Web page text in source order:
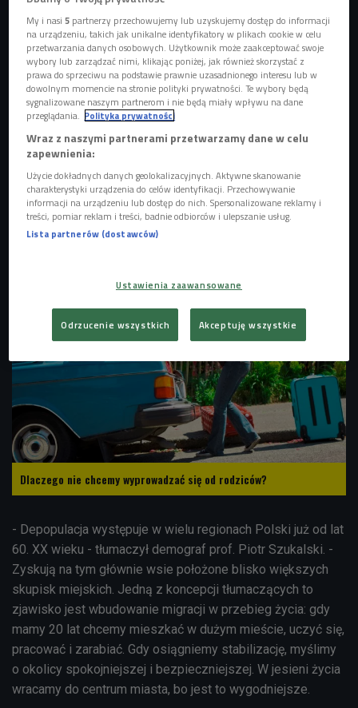
Zdjęcie ilustracyjne Foto: Africa Studio/ shutterstock.com
Dlaczego nie chcemy wyprowadzać się od rodziców?
- Depopulacja występuje w wielu regionach Polski już od lat
60. XX wieku - tłumaczył demograf prof. Piotr Szukalski. -
Zyskują na tym głównie wsie położone blisko większych
skupisk miejskich. Jedną z koncepcji tłumaczących to
zjawisko jest wbudowanie migracji w przebieg życia: gdy
mamy 20 lat chcemy mieszkać w dużym mieście, uczyć się,
pracować i zarabiać. Gdy osiągniemy stabilizację, myślimy
o okolicy spokojniejszej i bezpieczniejszej. W jesieni życia
wracamy do centrum miasta, bo jest to wygodniejsze.
My i nasi5 partnerzy przechowujemy lub uzyskujemy dostęp do informacji
na urządzeniu, takich jak unikalne identyfikatory w plikach cookie w celu
przetwarzania danych osobowych. Użytkownik może zaakceptować swoje
wybory lub zarządzać nimi, klikając poniżej, jak również skorzystać z
prawa do sprzeciwu na podstawie prawnie uzasadnionego interesu lub w
dowolnym momencie na stronie polityki prywatności. Te wybory będą
sygnalizowane naszym partnerom i nie będą miały wpływu na dane
przeglądania. Polityka prywatności
Wraz z naszymi partnerami przetwarzamy dane w celu
zapewnienia:
Użycie dokładnych danych geolokalizacyjnych. Aktywne skanowanie
charakterystyki urządzenia do celów identyfikacji. Przechowywanie
informacji na urządzeniu lub dostęp do nich. Spersonalizowane reklamy i
treści, pomiar reklam i treści, badnie odbiorców i ulepszanie usług.
Lista partnerów (dostawców)
Ustawienia zaawansowane
Odrzucenie wszystkich Akceptuję wszystkie